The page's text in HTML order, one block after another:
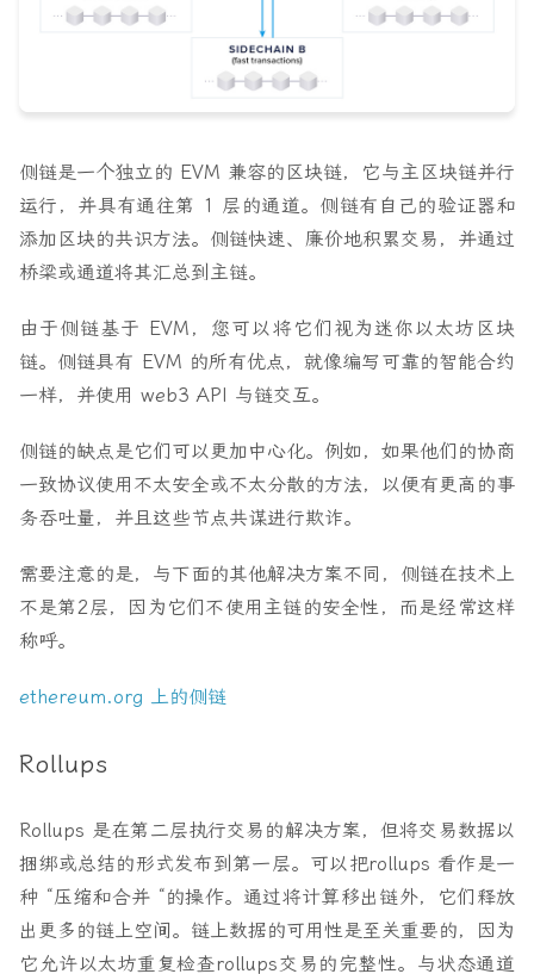
侧链是一个独立的 EVM 兼容的区块链，它与主区块链并行
运行，并具有通往第 1 层的通道。侧链有自己的验证器和
添加区块的共识方法。侧链快速、廉价地积累交易，并通过
桥梁或通道将其汇总到主链。
由于侧链基于 EVM，您可以将它们视为迷你以太坊区块
链。侧链具有 EVM 的所有优点，就像编写可靠的智能合约
一样，并使用 web3 API 与链交互。
侧链的缺点是它们可以更加中心化。例如，如果他们的协商
一致协议使用不太安全或不太分散的方法，以便有更高的事
务吞吐量，并且这些节点共谋进行欺诈。
需要注意的是，与下面的其他解决方案不同，侧链在技术上
不是第2层，因为它们不使用主链的安全性，而是经常这样
称呼。
ethereum.org 上的侧链
Rollups
Rollups 是在第二层执行交易的解决方案，但将交易数据以
捆绑或总结的形式发布到第一层。可以把rollups 看作是一
种 “压缩和合并 “的操作。通过将计算移出链外，它们释放
出更多的链上空间。链上数据的可用性是至关重要的，因为
它允许以太坊重复检查rollups交易的完整性。与状态通道